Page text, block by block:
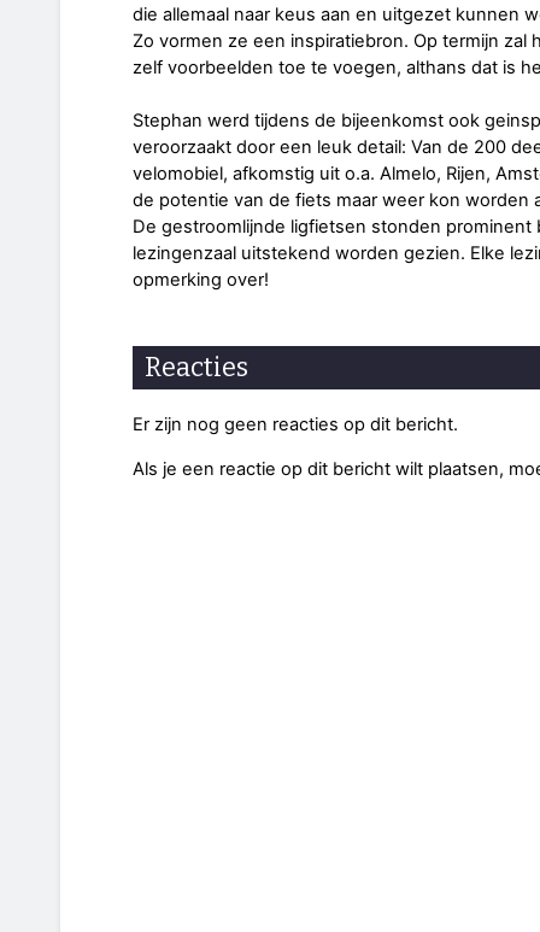
die allemaal naar keus aan en uitgezet kunnen
Zo vormen ze een inspiratiebron. Op termijn zal
zelf voorbeelden toe te voegen, althans dat is
Stephan werd tijdens de bijeenkomst ook
veroorzaakt door een leuk detail: Van de 200
velomobiel, afkomstig uit o.a. Almelo, Rijen,
de potentie van de fiets maar weer kon worden
De gestroomlijnde ligfietsen stonden
lezingenzaal uitstekend worden gezien. Elke
opmerking over!
Reacties
Er zijn nog geen reacties op dit bericht.
Als je een reactie op dit bericht wilt plaatsen,